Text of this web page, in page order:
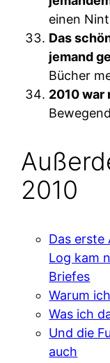
einen
Das
jemand
Bücher
2010 war
Bewegend
2010
Das erste
Log kam
Briefes
Warum
Was ich
Und die
auch